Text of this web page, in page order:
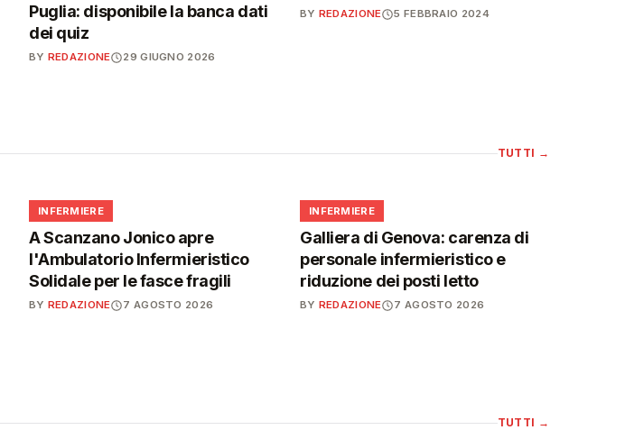
Puglia: disponibile la banca dati
dei quiz
BY REDAZIONE 29 GIUGNO 2026
BY REDAZIONE 5 FEBBRAIO 2024
TUTTI →
🩺
INFERMIERE
A Scanzano Jonico apre
l'Ambulatorio Infermieristico
Solidale per le fasce fragili
BY REDAZIONE 7 AGOSTO 2026
🩺
INFERMIERE
Galliera di Genova: carenza di
personale infermieristico e
riduzione dei posti letto
BY REDAZIONE 7 AGOSTO 2026
TUTTI →